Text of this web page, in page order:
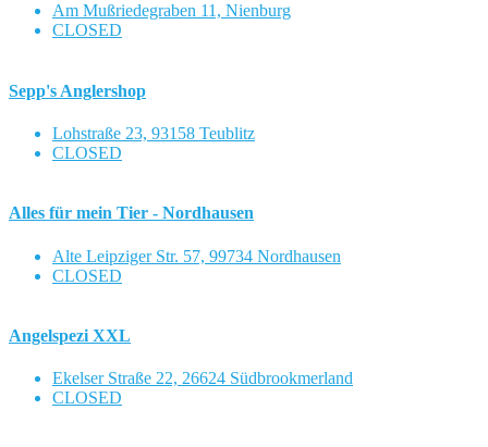
Am Mußriedegraben 11, Nienburg
CLOSED
Sepp's Anglershop
Lohstraße 23, 93158 Teublitz
CLOSED
Alles für mein Tier - Nordhausen
Alte Leipziger Str. 57, 99734 Nordhausen
CLOSED
Angelspezi XXL
Ekelser Straße 22, 26624 Südbrookmerland
CLOSED